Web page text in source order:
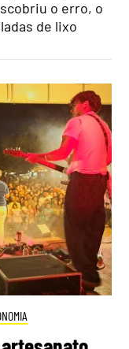
o erro, o
de lixo